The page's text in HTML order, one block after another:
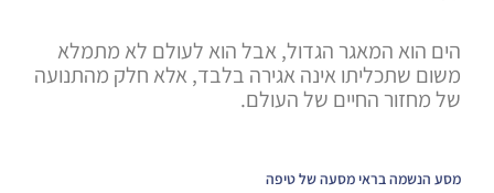
הים הוא המאגר הגדול, אבל הוא לעולם לא מתמלא
משום שתכליתו אינה אגירה בלבד, אלא חלק מהתנועה
של מחזור החיים של העולם.
מסע הנשמה בראי מסעה של טיפה